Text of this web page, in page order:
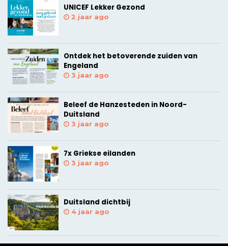
UNICEF Lekker Gezond
2 jaar ago
Ontdek het betoverende zuiden van
Engeland
3 jaar ago
Beleef de Hanzesteden in Noord-
Duitsland
3 jaar ago
7x Griekse eilanden
3 jaar ago
Duitsland dichtbij
4 jaar ago